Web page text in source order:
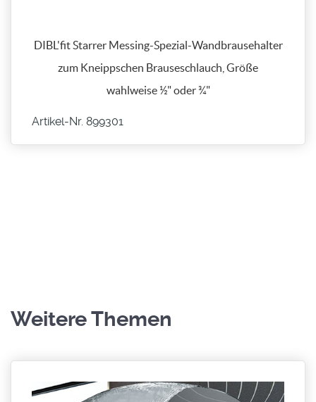
DIBL'fit Starrer Messing-Spezial-Wandbrausehalter
zum Kneippschen Brauseschlauch, Größe
wahlweise ½" oder ¾"
Artikel-Nr. 899301
Weitere Themen